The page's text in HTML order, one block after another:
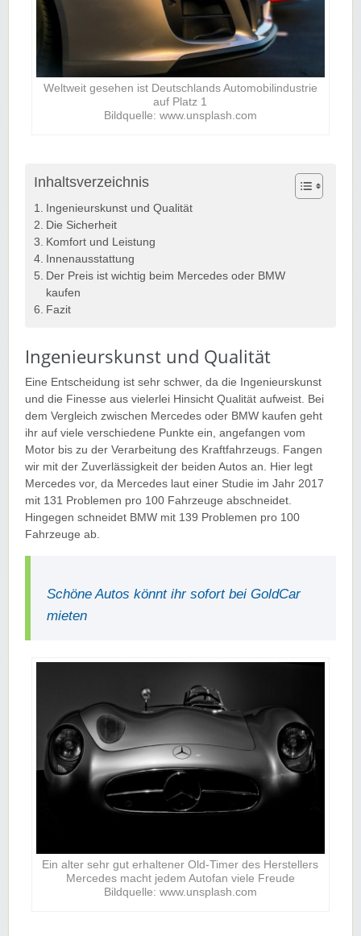
Weltweit gesehen ist Deutschlands Automobilindustrie
auf Platz 1
Bildquelle: www.unsplash.com
Inhaltsverzeichnis
Ingenieurskunst und Qualität
Die Sicherheit
Komfort und Leistung
Innenausstattung
Der Preis ist wichtig beim Mercedes oder BMW
kaufen
Fazit
Ingenieurskunst und Qualität
Eine Entscheidung ist sehr schwer, da die Ingenieurskunst
und die Finesse aus vielerlei Hinsicht Qualität aufweist. Bei
dem Vergleich zwischen Mercedes oder BMW kaufen geht
ihr auf viele verschiedene Punkte ein, angefangen vom
Motor bis zu der Verarbeitung des Kraftfahrzeugs. Fangen
wir mit der Zuverlässigkeit der beiden Autos an. Hier legt
Mercedes vor, da Mercedes laut einer Studie im Jahr 2017
mit 131 Problemen pro 100 Fahrzeuge abschneidet.
Hingegen schneidet BMW mit 139 Problemen pro 100
Fahrzeuge ab.
Schöne Autos könnt ihr sofort bei GoldCar
mieten
Ein alter sehr gut erhaltener Old-Timer des Herstellers
Mercedes macht jedem Autofan viele Freude
Bildquelle: www.unsplash.com